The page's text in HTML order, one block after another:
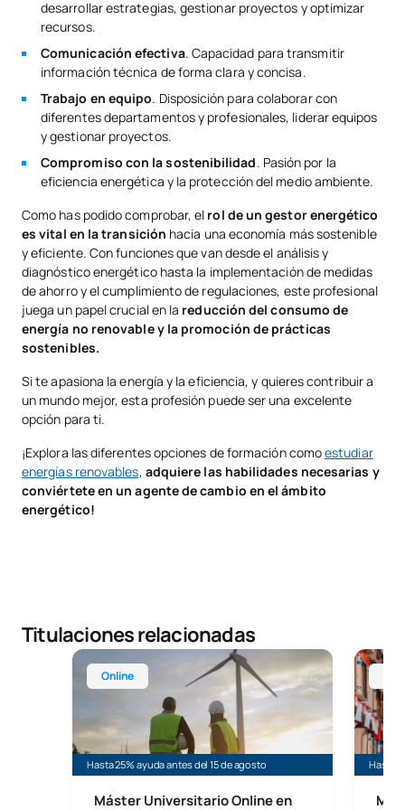
desarrollar estrategias, gestionar proyectos y optimizar
recursos.
Comunicación efectiva. Capacidad para transmitir
información técnica de forma clara y concisa.
Trabajo en equipo. Disposición para colaborar con
diferentes departamentos y profesionales, liderar equipos
y gestionar proyectos.
Compromiso con la sostenibilidad. Pasión por la
eficiencia energética y la protección del medio ambiente.
Como has podido comprobar, el rol de un gestor energético
es vital en la transición hacia una economía más sostenible
y eficiente. Con funciones que van desde el análisis y
diagnóstico energético hasta la implementación de medidas
de ahorro y el cumplimiento de regulaciones, este profesional
juega un papel crucial en la reducción del consumo de
energía no renovable y la promoción de prácticas
sostenibles.
Si te apasiona la energía y la eficiencia, y quieres contribuir a
un mundo mejor, esta profesión puede ser una excelente
opción para ti.
¡Explora las diferentes opciones de formación comoestudiar
energías renovables, adquiere las habilidades necesarias y
conviértete en un agente de cambio en el ámbito
energético!
Titulaciones relacionadas
Online
Hasta 25% ayuda antes del 15 de agosto
Máster Universitario Online en
Máster Universitario Online en Energías
Hasta
Máster